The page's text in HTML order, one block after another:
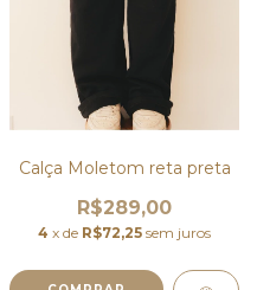
Calça Moletom reta preta
R$289,00
4 x de R$72,25 sem juros